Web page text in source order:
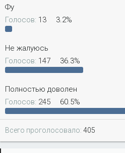
Фу
Голосов: 13 3.2%
Не жалуюсь
Голосов: 147 36.3%
Полностью доволен
Голосов: 245 60.5%
Всего проголосовало 405